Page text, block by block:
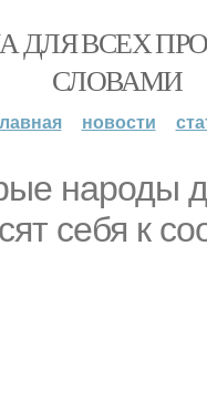
ДЛЯ ВСЕХ
СЛОВАМИ
новости
народы
себя к